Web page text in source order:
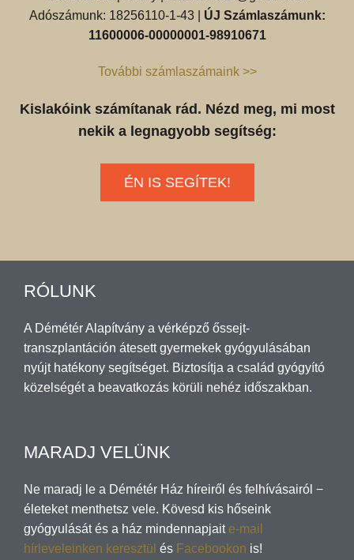
Adószámunk: 18256110-1-43 | ÚJ Számlaszámunk:
11600006-00000001-98910671
További számlaszámaink >>
Kislakóink számítanak rád. Nézd meg, mi most
nekik a legnagyobb segítség:
ÉN IS SEGÍTEK!
RÓLUNK
A Démétér Alapítvány a vérképző őssejt-
transzplantáción átesett gyermekek gyógyulásában
nyújt hatékony segítséget. Biztosítja a család gyógyító
közelségét a beavatkozás körüli nehéz időszakban.
MARADJ VELÜNK
Ne maradj le a Démétér Ház híreiről és felhívásairól −
életeket menthetsz vele. Kövesd kis hőseink
gyógyulását és a ház mindennapjait e-mail
hírleveleinken keresztül és Facebookon is!